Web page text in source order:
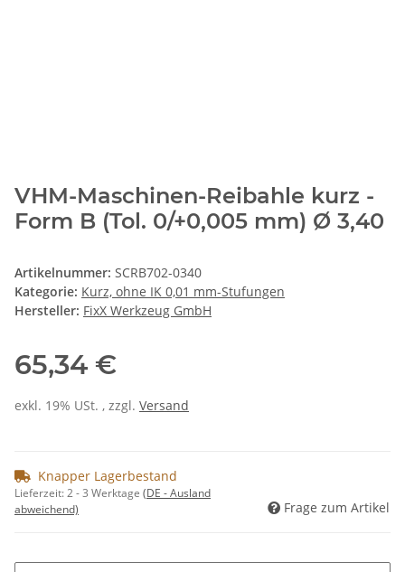
VHM-Maschinen-Reibahle kurz -
Form B (Tol. 0/+0,005 mm) Ø 3,40
Artikelnummer: SCRB702-0340
Kategorie: Kurz, ohne IK 0,01 mm-Stufungen
Hersteller: FixX Werkzeug GmbH
65,34 €
exkl. 19% USt. , zzgl. Versand
Knapper Lagerbestand
Lieferzeit:2 - 3 Werktage (DE - Ausland
abweichend)
Frage zum Artikel